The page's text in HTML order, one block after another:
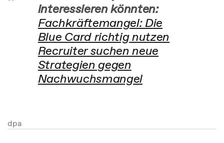
interessieren könnten:
Fachkräftemangel: Die
Blue Card richtig nutzen
Recruiter suchen neue
Strategien gegen
Nachwuchsmangel
dpa